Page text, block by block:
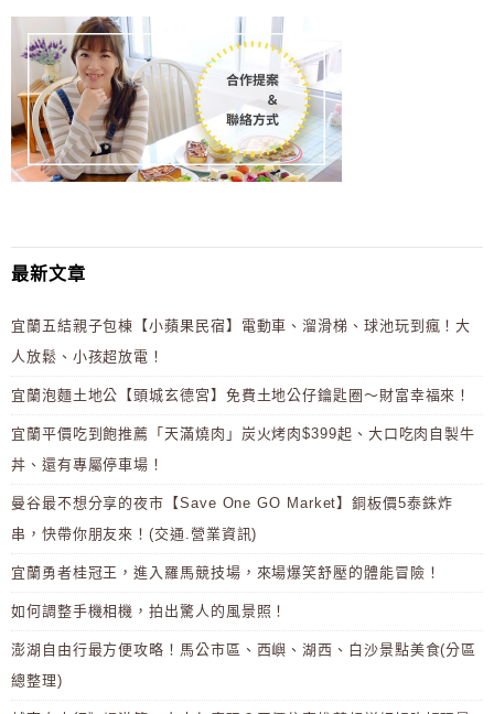
最新文章
宜蘭五結親子包棟【小蘋果民宿】電動車、溜滑梯、球池玩到瘋！大
人放鬆、小孩超放電！
宜蘭泡麵土地公【頭城玄德宮】免費土地公仔鑰匙圈～財富幸福來！
宜蘭平價吃到飽推薦「天滿燒肉」炭火烤肉$399起、大口吃肉自製牛
丼、還有專屬停車場！
曼谷最不想分享的夜市【Save One GO Market】銅板價5泰銖炸
串，快帶你朋友來！(交通.營業資訊)
宜蘭勇者桂冠王，進入羅馬競技場，來場爆笑舒壓的體能冒險！
如何調整手機相機，拍出驚人的風景照！
澎湖自由行最方便攻略！馬公市區、西嶼、湖西、白沙景點美食(分區
總整理)